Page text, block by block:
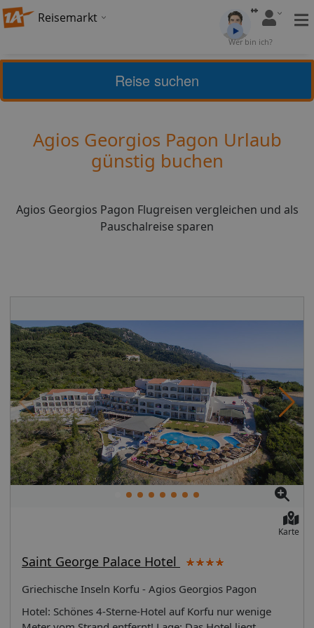
Reisemarkt
Wer bin ich?
Griechenland Agios Georgios Pagon
4,67 (3) Bewerten
Agios Georgios Pagon Urlaub
günstig buchen
Agios Georgios Pagon Flugreisen vergleichen und als
Pauschalreise sparen
Reise suchen
Karte
Saint George Palace Hotel
Griechische Inseln Korfu - Agios Georgios Pagon
Hotel: Schönes 4-Sterne-Hotel auf Korfu nur wenige